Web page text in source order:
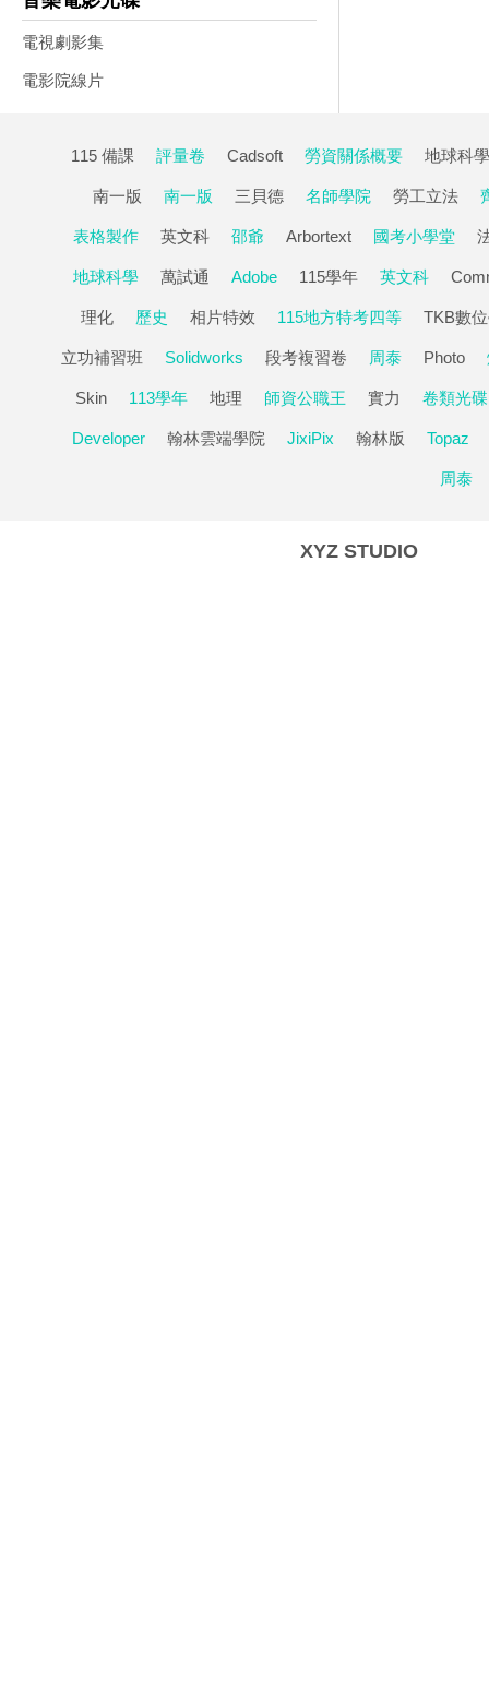
電視劇影集
電影院線片
115 備課 評量卷 Cadsoft 勞資關係概要 地球科學
南一版 南一版 三貝德 名師學院 勞工立法
表格製作 英文科 邵爺 Arbortext 國考小學堂
地球科學 萬試通 Adobe 115學年 英文科
理化 歷史 相片特效 115地方特考四等 TKB數
立功補習班 Solidworks 段考複習卷 周泰 Photo
Skin 113學年 地理 師資公職王 實力 卷類光碟
Developer 翰林雲端學院 JixiPix 翰林版 Topaz
周泰
XYZ STUDIO